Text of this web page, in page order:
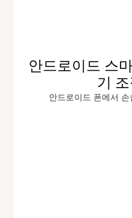
안드로이드 스
기
안드로이드 폰에서